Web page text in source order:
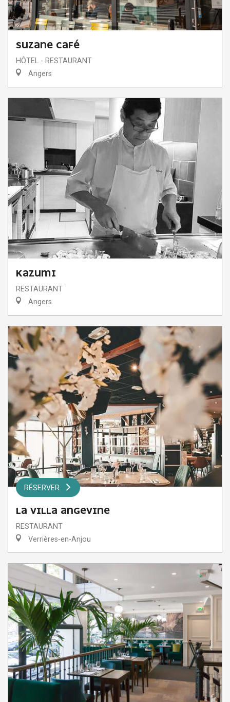
SUZANE CAFÉ
HÔTEL - RESTAURANT
Angers
KAZUMI
RESTAURANT
Angers
RÉSERVER
LA VILLA ANGEVINE
RESTAURANT
Verrières-en-Anjou